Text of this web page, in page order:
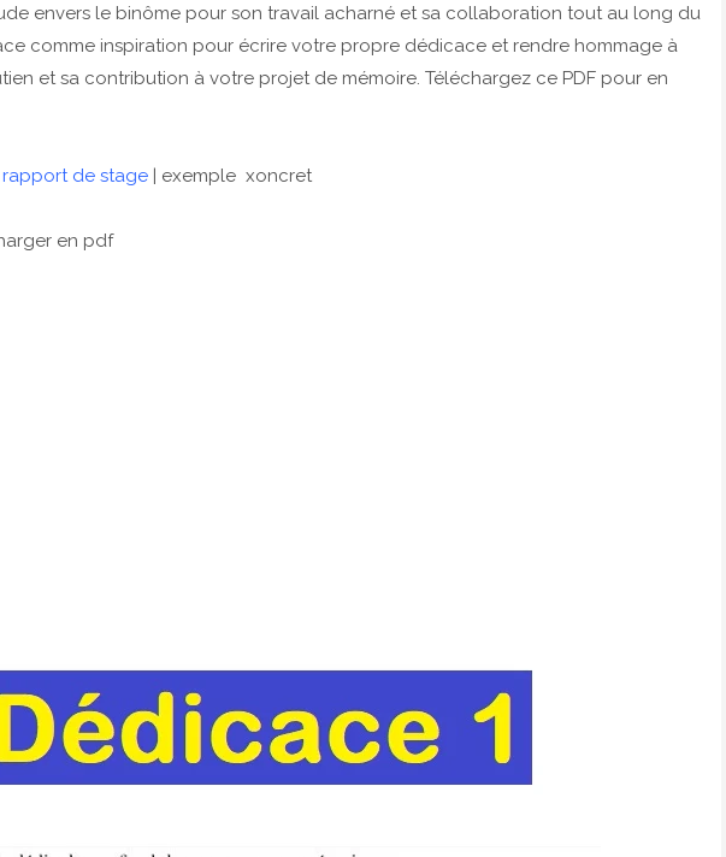
envers le binôme pour son travail acharné et sa collaboration tout au long du
comme inspiration pour écrire votre propre dédicace et rendre hommage à
et sa contribution à votre projet de mémoire. Téléchargez ce PDF pour en
de stage| exemple xoncret
en pdf